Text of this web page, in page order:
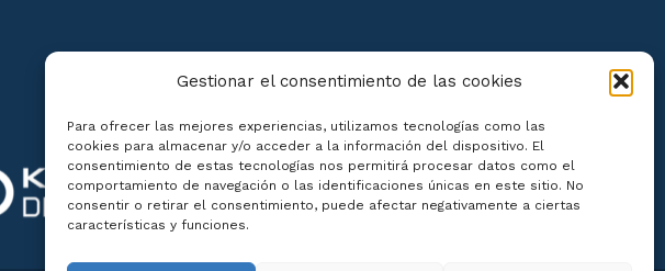
Gestionar el consentimiento de las cookies
Para ofrecer las mejores experiencias, utilizamos tecnologías como las
cookies para almacenar y/o acceder a la información del dispositivo. El
consentimiento de estas tecnologías nos permitirá procesar datos como el
comportamiento de navegación o las identificaciones únicas en este sitio. No
consentir o retirar el consentimiento, puede afectar negativamente a ciertas
características y funciones.